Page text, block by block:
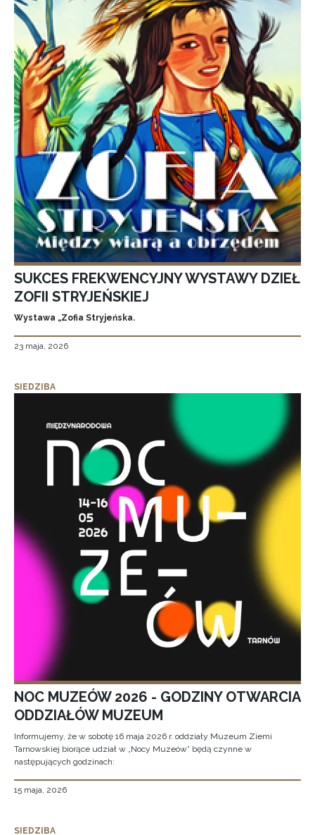
SUKCES FREKWENCYJNY WYSTAWY DZIEŁ
ZOFII STRYJEŃSKIEJ
Wystawa „Zofia Stryjeńska.
23 maja, 2026
SIEDZIBA
NOC MUZEÓW 2026 - GODZINY OTWARCIA
ODDZIAŁÓW MUZEUM
Informujemy, że w sobotę 16 maja 2026 r. oddziały Muzeum Ziemi
Tarnowskiej biorące udział w „Nocy Muzeów” będą czynne w
następujących godzinach:
15 maja, 2026
SIEDZIBA